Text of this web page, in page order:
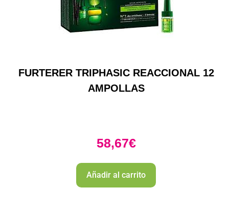
FURTERER TRIPHASIC REACCIONAL 12
AMPOLLAS
58,67€
Añadir al carrito